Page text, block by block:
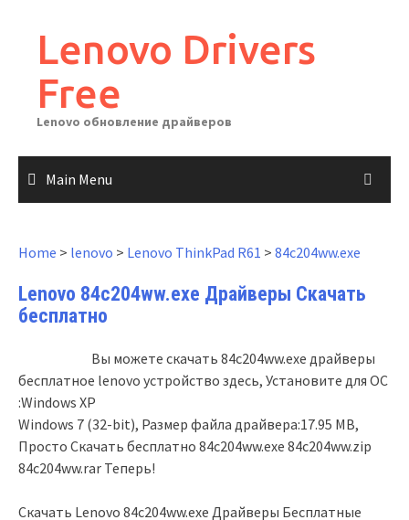
contentLenovo Drivers
Free
Lenovo обновление драйверов
Main Menu
Home > lenovo > Lenovo ThinkPad R61 > 84c204ww.exe
Lenovo 84c204ww.exe Драйверы Скачать
бесплатно
Вы можете скачать 84c204ww.exe драйверы
бесплатное lenovo устройство здесь, Установите для ОС
:Windows XP
Windows 7 (32-bit), Размер файла драйвера:17.95 MB,
Просто Скачать бесплатно 84c204ww.exe 84c204ww.zip
84c204ww.rar Теперь!
Скачать Lenovo 84c204ww.exe Драйверы Бесплатные